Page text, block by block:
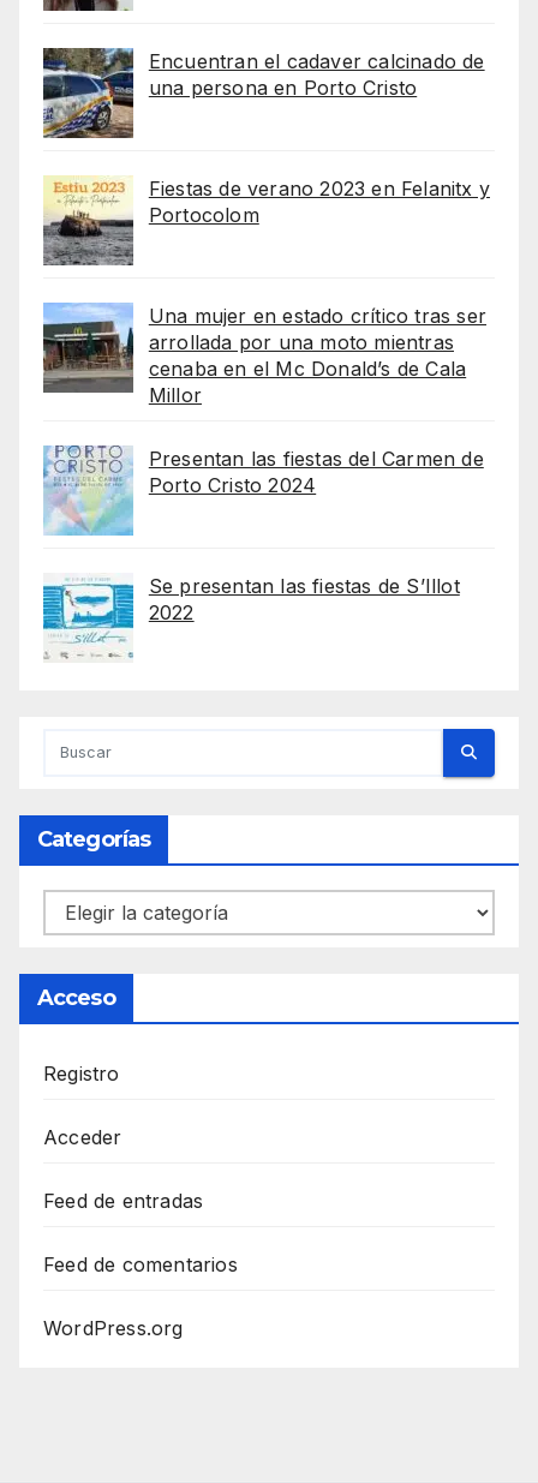
Encuentran el cadaver calcinado de
una persona en Porto Cristo
Fiestas de verano 2023 en Felanitx y
Portocolom
Una mujer en estado crítico tras ser
arrollada por una moto mientras
cenaba en el Mc Donald’s de Cala
Millor
Presentan las fiestas del Carmen de
Porto Cristo 2024
Se presentan las fiestas de S’Illot
2022
Categorías
Categorías
Acceso
Registro
Acceder
Feed de entradas
Feed de comentarios
WordPress.org